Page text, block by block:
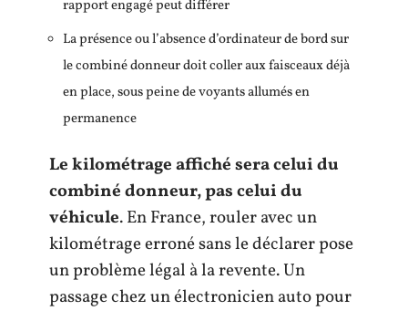
rapport engagé peut différer
La présence ou l’absence d’ordinateur de bord sur
le combiné donneur doit coller aux faisceaux déjà
en place, sous peine de voyants allumés en
permanence
Le kilométrage affiché sera celui du
combiné donneur, pas celui du
véhicule. En France, rouler avec un
kilométrage erroné sans le déclarer pose
un problème légal à la revente. Un
passage chez un électronicien auto pour